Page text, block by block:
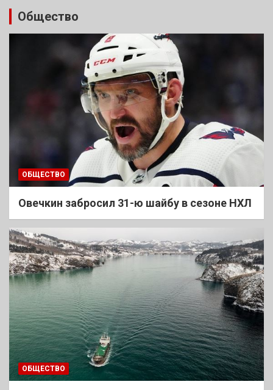
Общество
ОБЩЕСТВО
Овечкин забросил 31-ю шайбу в сезоне НХЛ
ОБЩЕСТВО